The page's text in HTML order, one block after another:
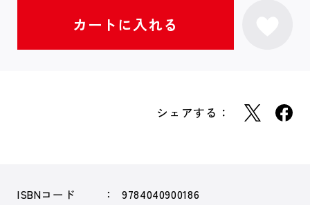
シェアする：
ISBNコード
9784040900186